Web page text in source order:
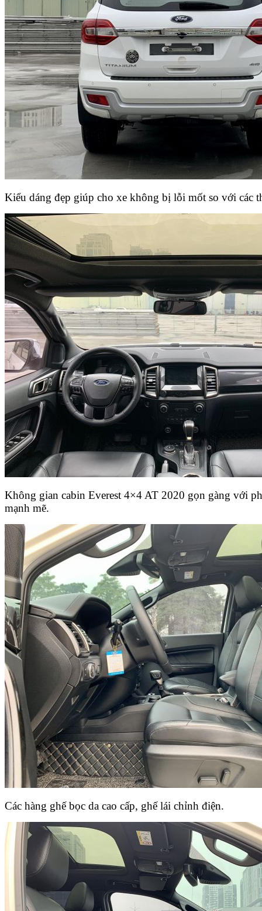
Kiểu dáng đẹp giúp cho xe không bị lỗi mốt so với các
Không gian cabin Everest 4×4 AT 2020 gọn gàng với
mạnh mẽ.
Các hàng ghế bọc da cao cấp, ghế lái chỉnh điện.